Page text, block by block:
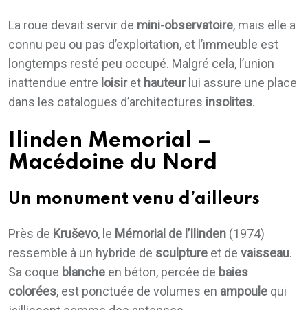
La roue devait servir de mini-observatoire, mais elle a
connu peu ou pas d’exploitation, et l’immeuble est
longtemps resté peu occupé. Malgré cela, l’union
inattendue entre loisiret hauteurlui assure une place
dans les catalogues d’architectures insolites.
Ilinden Memorial –
Macédoine du Nord
Un monument venu d’ailleurs
Près de Kruševo, le Mémorial de l’Ilinden (1974)
ressemble à un hybride de sculpture et de vaisseau.
Sa coque blanche en béton, percée de baies
colorées, est ponctuée de volumes en ampoule qui